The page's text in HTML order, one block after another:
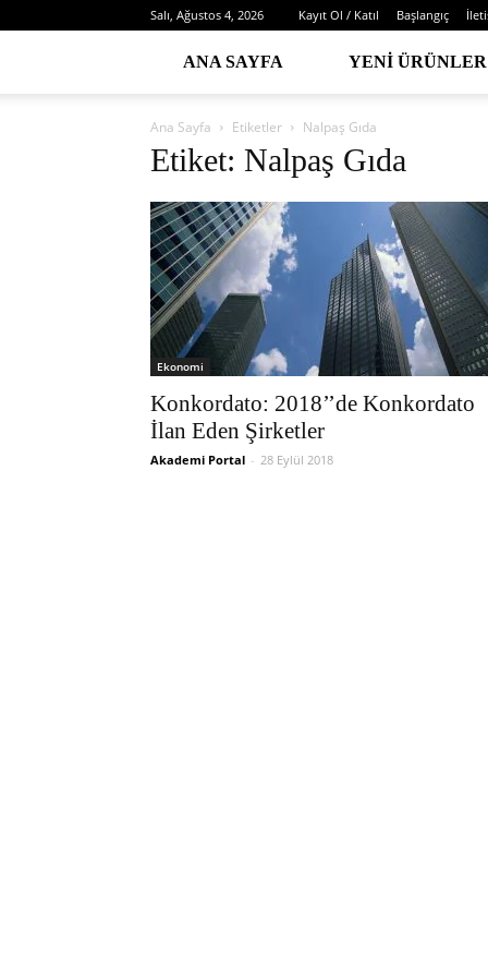
Salı, Ağustos 4, 2026 Kayıt Ol / Katıl Başlangıç
ANA SAYFA YENI ÜRÜNLER
Ana Sayfa Etiketler Nalpaş Gıda
Etiket: Nalpaş Gıda
Ekonomi
Konkordato: 2018’’de Konkordato
İlan Eden Şirketler
Akademi Portal - 28 Eylül 2018